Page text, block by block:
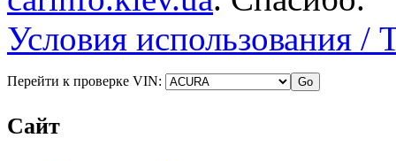
Условия использования /
Перейти к проверке VIN:
Сайт